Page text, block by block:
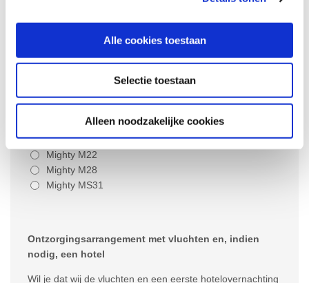
Alle cookies toestaan
Selectie toestaan
Alleen noodzakelijke cookies